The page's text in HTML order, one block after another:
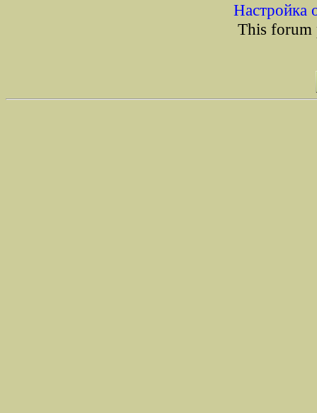
Настройка
This